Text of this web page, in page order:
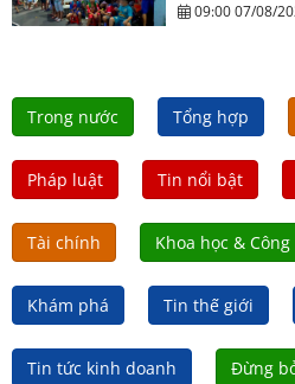
09:00 07/08/
Trong nước Tổng hợp
Pháp luật Tin nổi bật
Tài chính Khoa học &
Khám phá Tin thế giới
Tin tức kinh doanh Đừng